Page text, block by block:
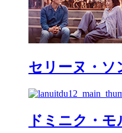
セリーヌ・ソ
ドミニク・モ